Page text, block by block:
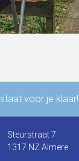
staat voor je klaar!
Steurstraat 7
1317 NZ Almere